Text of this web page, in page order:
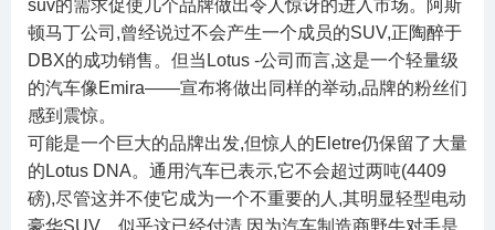
suv的需求促使几个品牌做出令人惊讶的进入市场。阿斯
顿马丁公司,曾经说过不会产生一个成员的SUV,正陶醉于
DBX的成功销售。但当Lotus -公司而言,这是一个轻量级
的汽车像Emira——宣布将做出同样的举动,品牌的粉丝们
感到震惊。
可能是一个巨大的品牌出发,但惊人的Eletre仍保留了大量
的Lotus DNA。通用汽车已表示,它不会超过两吨(4409
磅),尽管这并不使它成为一个不重要的人,其明显轻型电动
豪华SUV。似乎这已经付清,因为汽车制造商野牛对手是